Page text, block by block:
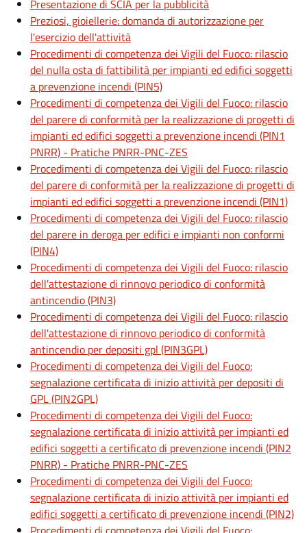
Presentazione di SCIA per la pubblicità
Preziosi, gioiellerie: domanda di autorizzazione per
l'esercizio dell'attività
Procedimenti di competenza dei Vigili del Fuoco: rilascio
del nulla osta di fattibilità per impianti ed edifici soggetti
a prevenzione incendi (PIN5)
Procedimenti di competenza dei Vigili del Fuoco: rilascio
del parere di conformità per la realizzazione di progetti di
impianti ed edifici soggetti a prevenzione incendi (PIN1
PNRR) - Pratiche PNRR-PNC-ZES
Procedimenti di competenza dei Vigili del Fuoco: rilascio
del parere di conformità per la realizzazione di progetti di
impianti ed edifici soggetti a prevenzione incendi (PIN1)
Procedimenti di competenza dei Vigili del Fuoco: rilascio
del parere in deroga per edifici e impianti non conformi
(PIN4)
Procedimenti di competenza dei Vigili del Fuoco: rilascio
dell'attestazione di rinnovo periodico di conformità
antincendio (PIN3)
Procedimenti di competenza dei Vigili del Fuoco: rilascio
dell'attestazione di rinnovo periodico di conformità
antincendio per depositi gpl (PIN3GPL)
Procedimenti di competenza dei Vigili del Fuoco:
segnalazione certificata di inizio attività per depositi di
GPL (PIN2GPL)
Procedimenti di competenza dei Vigili del Fuoco:
segnalazione certificata di inizio attività per impianti ed
edifici soggetti a certificato di prevenzione incendi (PIN2
PNRR) - Pratiche PNRR-PNC-ZES
Procedimenti di competenza dei Vigili del Fuoco:
segnalazione certificata di inizio attività per impianti ed
edifici soggetti a certificato di prevenzione incendi (PIN2)